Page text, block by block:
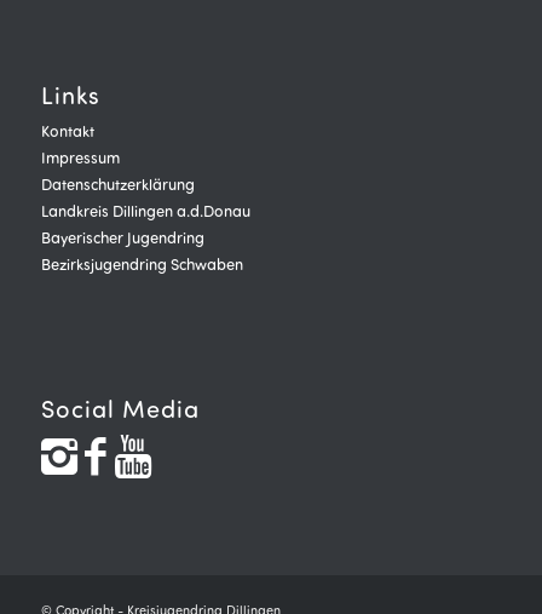
Links
Kontakt
Impressum
Datenschutzerklärung
Landkreis Dillingen a.d.Donau
Bayerischer Jugendring
Bezirksjugendring Schwaben
Social Media